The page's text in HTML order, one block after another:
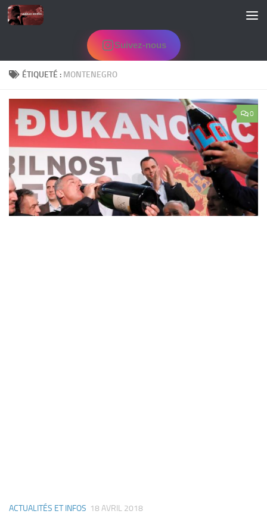
Skip to content
Suivez-nous
ÉTIQUETÉ : MONTENEGRO
0
ACTUALITÉS ET INFOS 18 AVRIL 2018